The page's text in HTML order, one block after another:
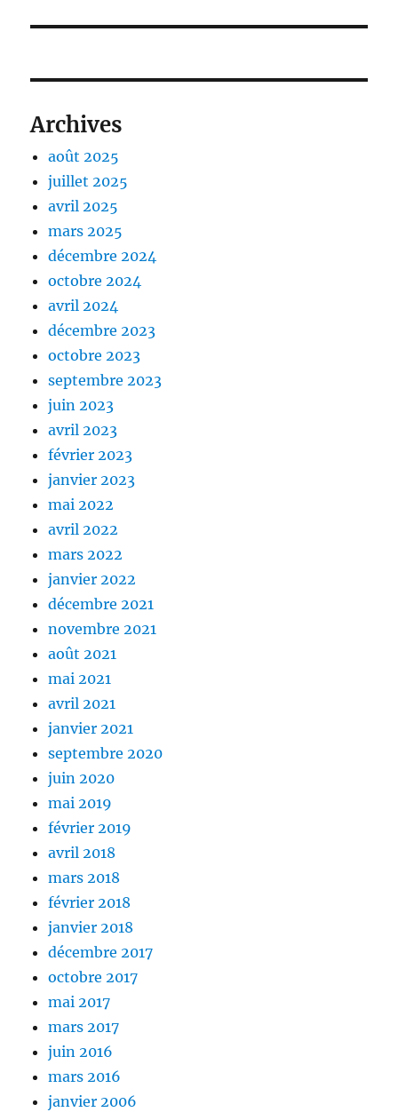
Archives
août 2025
juillet 2025
avril 2025
mars 2025
décembre 2024
octobre 2024
avril 2024
décembre 2023
octobre 2023
septembre 2023
juin 2023
avril 2023
février 2023
janvier 2023
mai 2022
avril 2022
mars 2022
janvier 2022
décembre 2021
novembre 2021
août 2021
mai 2021
avril 2021
janvier 2021
septembre 2020
juin 2020
mai 2019
février 2019
avril 2018
mars 2018
février 2018
janvier 2018
décembre 2017
octobre 2017
mai 2017
mars 2017
juin 2016
mars 2016
janvier 2006